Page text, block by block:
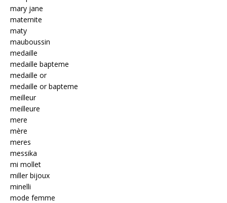
mary jane
maternite
maty
mauboussin
medaille
medaille bapteme
medaille or
medaille or bapteme
meilleur
meilleure
mere
mère
meres
messika
mi mollet
miller bijoux
minelli
mode femme